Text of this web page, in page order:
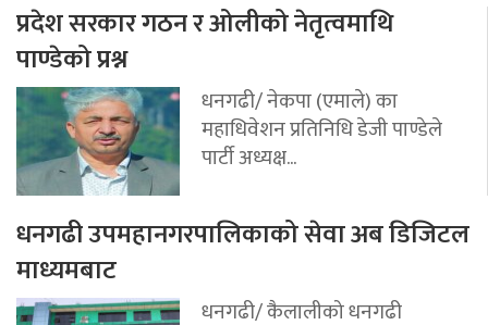
प्रदेश सरकार गठन र ओलीको नेतृत्वमाथि
पाण्डेको प्रश्न
धनगढी/ नेकपा (एमाले) का
महाधिवेशन प्रतिनिधि डेजी पाण्डेले
पार्टी अध्यक्ष...
धनगढी उपमहानगरपालिकाको सेवा अब डिजिटल
माध्यमबाट
धनगढी/ कैलालीको धनगढी